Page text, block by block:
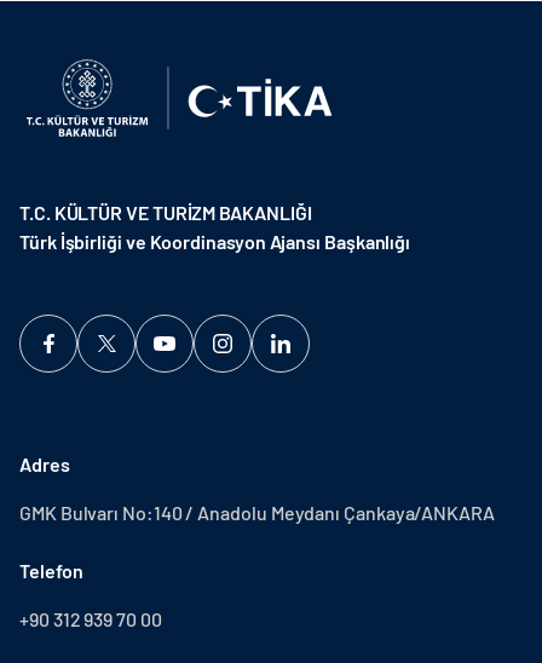
T.C. KÜLTÜR VE TURİZM BAKANLIĞI
Türk İşbirliği ve Koordinasyon Ajansı Başkanlığı
Adres
GMK Bulvarı No:140 / Anadolu Meydanı Çankaya/ANKARA
Telefon
+90 312 939 70 00